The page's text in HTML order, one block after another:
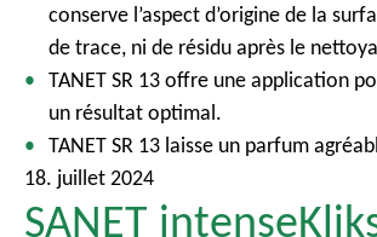
conserve l’aspect d’origine de la
de trace, ni de résidu après le
TANET SR 13 offre une application
un résultat optimal.
TANET SR 13 laisse un parfum
18. juillet 2024
SANET